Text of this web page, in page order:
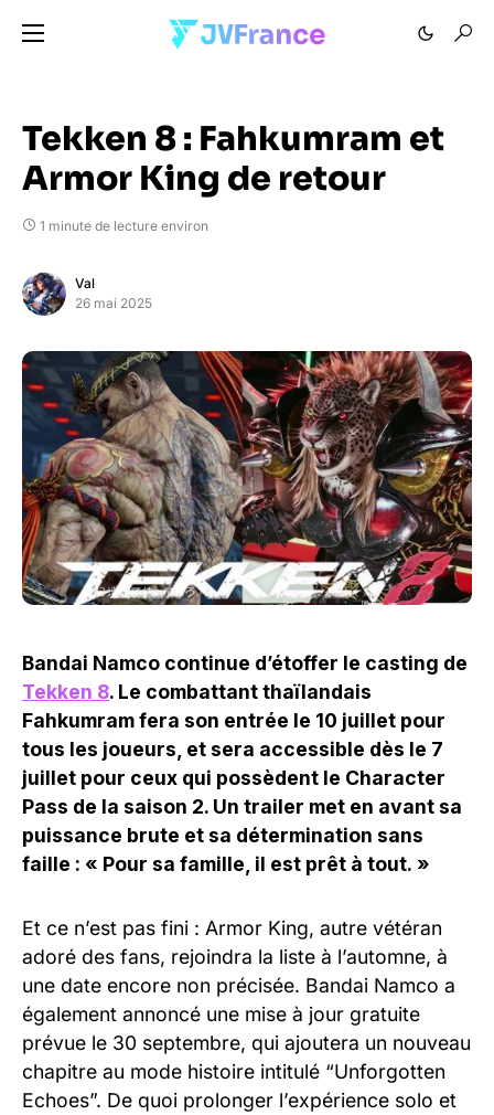
Tekken 8 : Fahkumram et
Armor King de retour
1 minute de lecture environ
Val
26 mai 2025
Bandai Namco continue d’étoffer le casting de
Tekken 8. Le combattant thaïlandais
Fahkumram fera son entrée le 10 juillet pour
tous les joueurs, et sera accessible dès le 7
juillet pour ceux qui possèdent le Character
Pass de la saison 2. Un trailer met en avant sa
puissance brute et sa détermination sans
faille : « Pour sa famille, il est prêt à tout. »
Et ce n’est pas fini : Armor King, autre vétéran
adoré des fans, rejoindra la liste à l’automne, à
une date encore non précisée. Bandai Namco a
également annoncé une mise à jour gratuite
prévue le 30 septembre, qui ajoutera un nouveau
chapitre au mode histoire intitulé “Unforgotten
Echoes”. De quoi prolonger l’expérience solo et